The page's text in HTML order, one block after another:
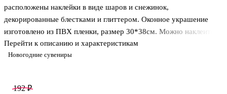
Новогодние сувениры
расположены наклейки в виде шаров и снежинок,
декорированные блестками и глиттером. Оконное украшение
изготовлено из ПВХ пленки, размер 30*38см. Можно наклеить
на окно, зеркало. После снятия не оставляет следов на
поверхности.
Перейти к описанию и характеристикам
192 ₽